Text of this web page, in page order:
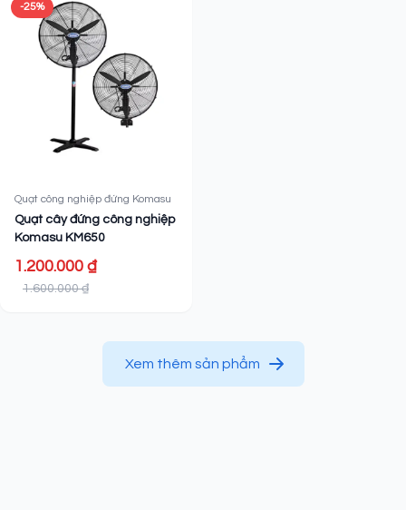
-25%
Quạt công nghiệp đứng Komasu
Quạt cây đứng công nghiệp
Komasu KM650
1.200.000 ₫
1.600.000 ₫
Xem thêm sản phẩm